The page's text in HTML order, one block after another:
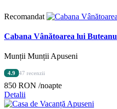
Recomandat
Cabana Vânătoarea lui Buteanu
Munții Munții Apuseni
4.9 47 recenzii
850 RON /noapte
Detalii